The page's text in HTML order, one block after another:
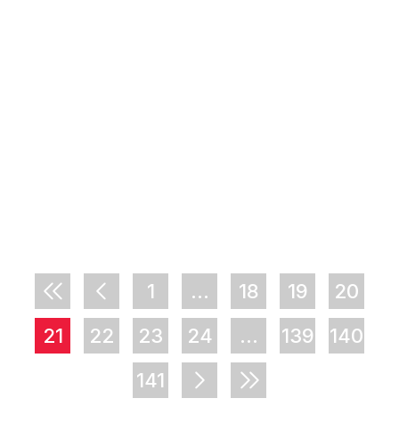
1 ... 18 19
20
21
22 23 24 ... 139
140
141